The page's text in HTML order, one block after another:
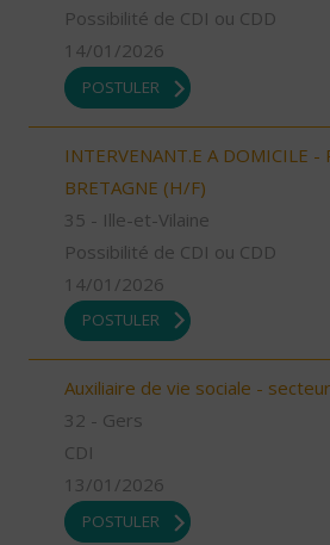
Possibilité de CDI ou CDD
14/01/2026
POSTULER
INTERVENANT.E A DOMICILE -
BRETAGNE (H/F)
35 - Ille-et-Vilaine
Possibilité de CDI ou CDD
14/01/2026
POSTULER
Auxiliaire de vie sociale -
32 - Gers
CDI
13/01/2026
POSTULER